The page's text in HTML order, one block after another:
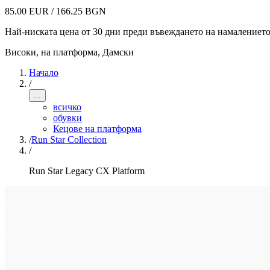
85.00 EUR / 166.25 BGN
Най-ниската цена от 30 дни преди въвеждането на намалението
Високи, на платформа, Дамски
Начало
/
...
всичко
обувки
Кецове на платформа
/Run Star Collection
/
Run Star Legacy CX Platform